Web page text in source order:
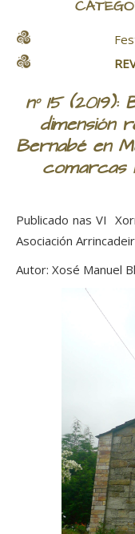
nº 15 (2019):
dimensión
Bernabé en
comarcas
Publicado nas VI
Asociación
Autor: Xosé Manuel